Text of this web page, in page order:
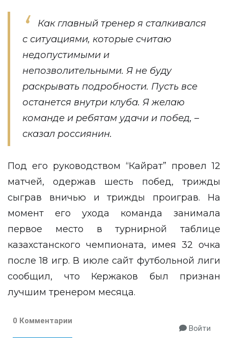
Как главный тренер я сталкивался
с ситуациями, которые считаю
недопустимыми и
непозволительными. Я не буду
раскрывать подробности. Пусть все
останется внутри клуба. Я желаю
команде и ребятам удачи и побед, –
сказал россиянин.
Под его руководством “Кайрат” провел 12
матчей, одержав шесть побед, трижды
сыграв вничью и трижды проиграв. На
момент его ухода команда занимала
первое место в турнирной таблице
казахстанского чемпионата, имея 32 очка
после 18 игр. В июле сайт футбольной лиги
сообщил, что Кержаков был признан
лучшим тренером месяца.
0 Комментарии
Войти